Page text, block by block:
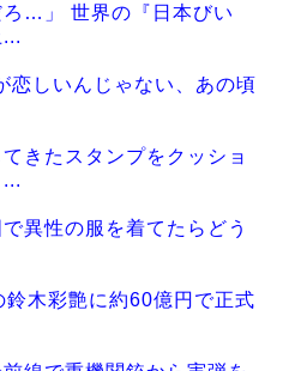
RSS
…」 世界の『日本びい
しいんじゃない、あの頃
きたスタンプをクッショ
異性の服を着てたらどう
木彩艶に約60億円で正式